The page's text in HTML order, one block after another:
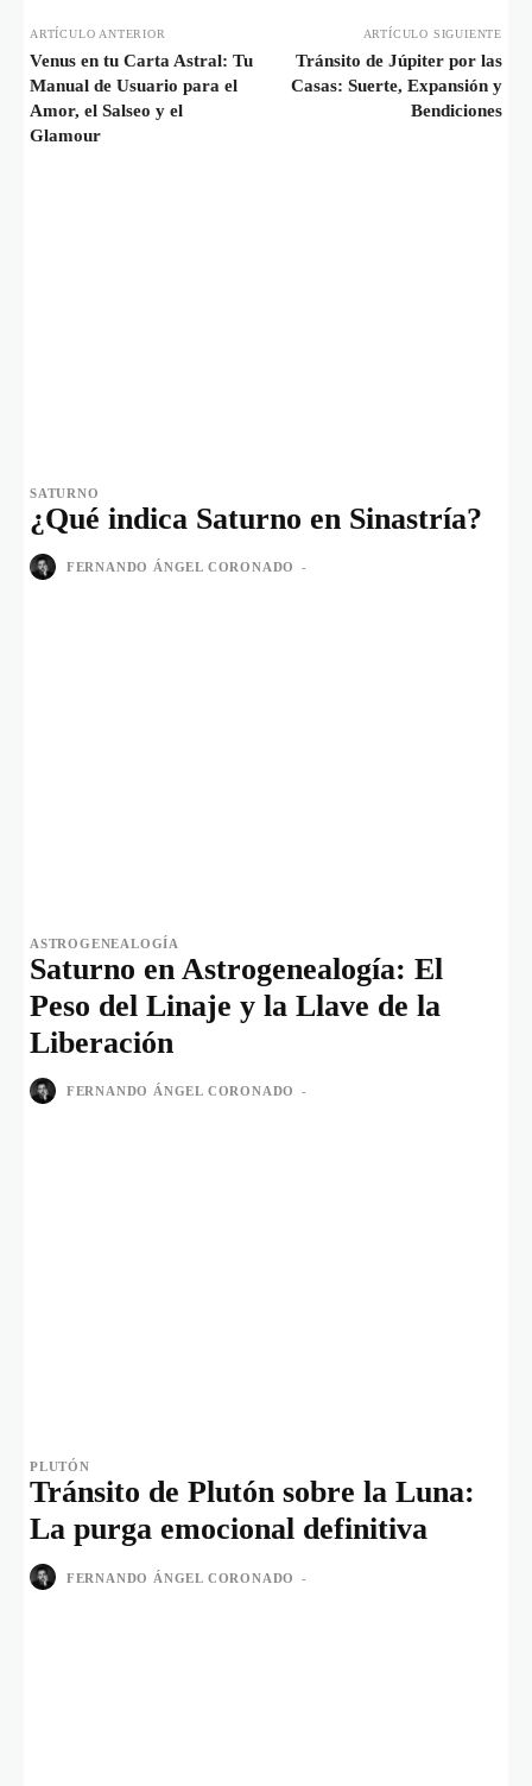
ARTÍCULO ANTERIOR
Venus en tu Carta Astral: Tu
Manual de Usuario para el
Amor, el Salseo y el
Glamour
ARTÍCULO SIGUIENTE
Tránsito de Júpiter por las
Casas: Suerte, Expansión y
Bendiciones
SATURNO
¿Qué indica Saturno en Sinastría?
FERNANDO ÁNGEL CORONADO -
ASTROGENEALOGÍA
Saturno en Astrogenealogía: El
Peso del Linaje y la Llave de la
Liberación
FERNANDO ÁNGEL CORONADO -
PLUTÓN
Tránsito de Plutón sobre la Luna:
La purga emocional definitiva
FERNANDO ÁNGEL CORONADO -